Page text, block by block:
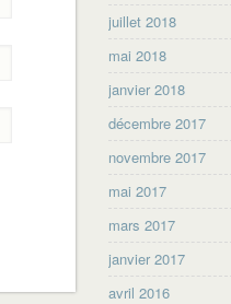
juillet 2018
mai 2018
janvier 2018
décembre 2017
novembre 2017
mai 2017
mars 2017
janvier 2017
avril 2016